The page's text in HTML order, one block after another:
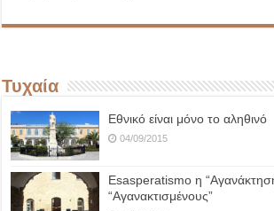
Τυχαία
Εθνικό είναι μόνο το αληθινό
04/09/2015
Esasperatismo η
“Αγανακτισμένους”